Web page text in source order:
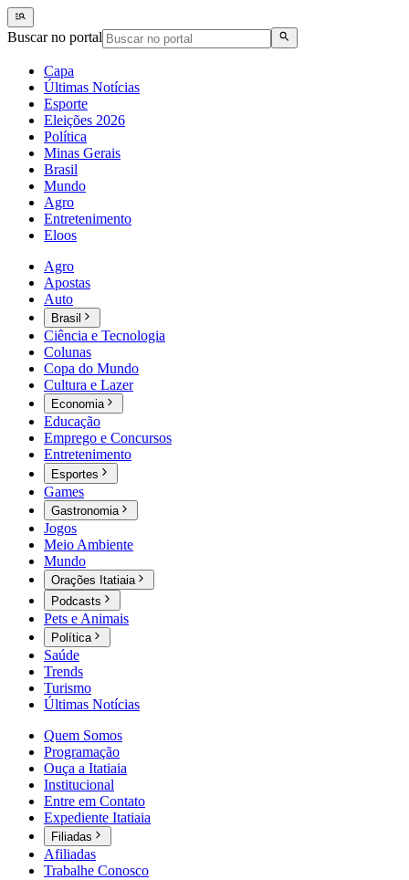
Buscar no portal
Capa
Últimas Notícias
Esporte
Eleições 2026
Política
Minas Gerais
Brasil
Mundo
Agro
Entretenimento
Eloos
Agro
Apostas
Auto
Brasil
Ciência e Tecnologia
Colunas
Copa do Mundo
Cultura e Lazer
Economia
Educação
Emprego e Concursos
Entretenimento
Esportes
Games
Gastronomia
Jogos
Meio Ambiente
Mundo
Orações Itatiaia
Podcasts
Pets e Animais
Política
Saúde
Trends
Turismo
Últimas Notícias
Quem Somos
Programação
Ouça a Itatiaia
Institucional
Entre em Contato
Expediente Itatiaia
Filiadas
Afiliadas
Trabalhe Conosco